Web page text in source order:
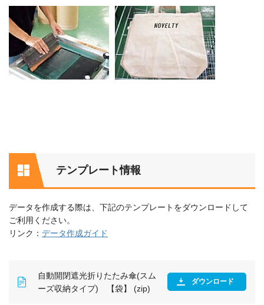
テンプレート情報
データを作成する際は、下記のテンプレートをダウンロードして
ご利用ください。
リンク： データ作成ガイド
自動開閉遮光折りたたみ傘(スム
ーズ収納タイプ) 【袋】 (zip)
ダウンロード